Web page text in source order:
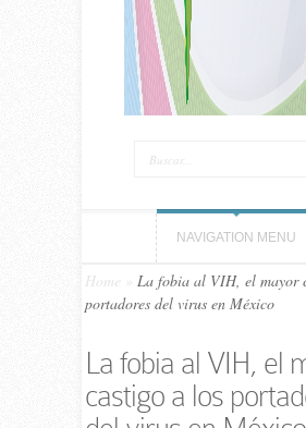
NAVIGATION MENU
Home
La fobia al VIH, el mayor
portadores del virus en México
La fobia al VIH, el
castigo a los